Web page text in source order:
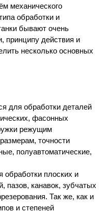
механического
обработки и
бывают очень
принципу действия и
несколько основных
для обработки деталей
фасонных
режущим
точности
полуавтоматические,
плоских и
пазов, канавок, зубчатых
Так же, как и
и степеней